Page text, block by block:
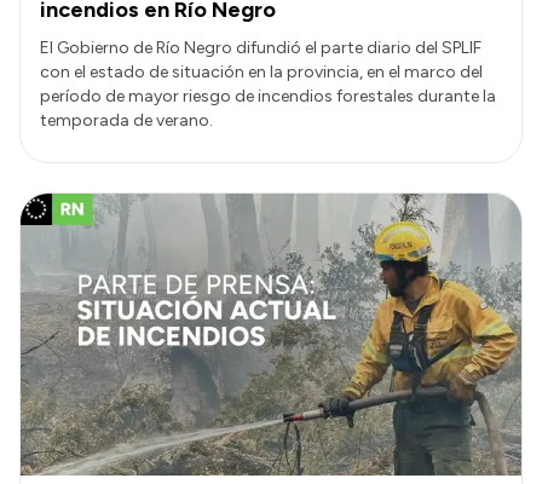
Presupuesto
Boletín Oficial
Compras y licitaciones
Consulta de pago a proveedores
Convocatorias
Intranet
Login
incendios en Río Negro
El Gobierno de Río Negro difundió el parte diario del SPLIF
con el estado de situación en la provincia, en el marco del
período de mayor riesgo de incendios forestales durante la
temporada de verano.